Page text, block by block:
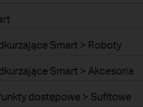
Smart > Roboty
Smart > Akcesoria
dostępowe > Sufitowe